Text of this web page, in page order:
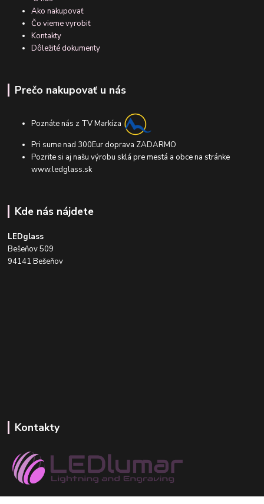
Ako nakupovať
Čo vieme vyrobiť
Kontakty
Dôležité dokumenty
Prečo nakupovať u nás
Poznáte nás z TV Markíza
Pri sume nad 300Eur doprava ZADARMO
Pozrite si aj našu výrobu sklá pre mestá a obce na stránke
www.ledglass.sk
Kde nás nájdete
LEDglass
Bešeňov 509
94141 Bešeňov
Kontakty